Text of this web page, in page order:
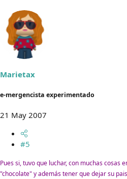
Marietax
e-mergencista experimentado
21 May 2007
#5
Pues si, tuvo que luchar, con muchas cosas
"chocolate" y además tener que dejar su